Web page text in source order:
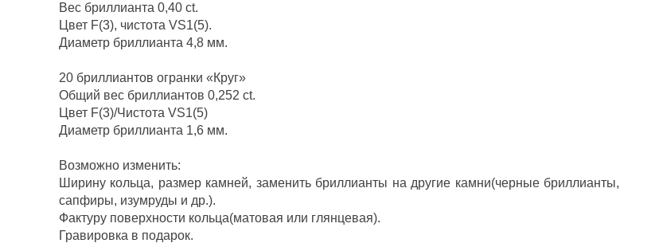
Вес бриллианта 0,40 ct.
Цвет F(3), чистота VS1(5).
Диаметр бриллианта 4,8 мм.
20 бриллиантов огранки «Круг»
Общий вес бриллиантов 0,252 ct.
Цвет F(3)/Чистота VS1(5)
Диаметр бриллианта 1,6 мм.
Возможно изменить:
Ширину кольца, размер камней, заменить бриллианты на другие камни(черные бриллианты,
сапфиры, изумруды и др.).
Фактуру поверхности кольца(матовая или глянцевая).
Гравировка в подарок.